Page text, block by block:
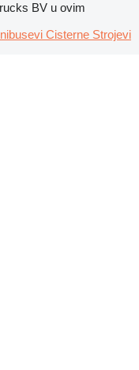
BV u ovim
Cisterne Strojevi